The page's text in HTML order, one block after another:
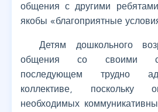
общения с другими
якобы «благоприятные
Детям дошкольного
общения со своими
последующем трудно
коллективе,
необходимых